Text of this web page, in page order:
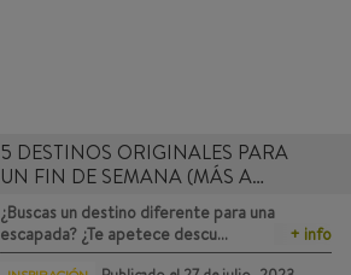
5 DESTINOS ORIGINALES PARA
UN FIN DE SEMANA (MÁS A…
¿Buscas un destino diferente para una
escapada? ¿Te apetece descu…
+ info